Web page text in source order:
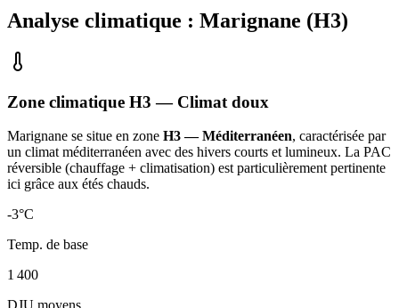
Analyse climatique : Marignane (H3)
Zone climatique H3 — Climat doux
Marignane se situe en zone H3 — Méditerranéen, caractérisée par
un climat méditerranéen avec des hivers courts et lumineux. La PAC
réversible (chauffage + climatisation) est particulièrement pertinente
ici grâce aux étés chauds.
-3°C
Temp. de base
1 400